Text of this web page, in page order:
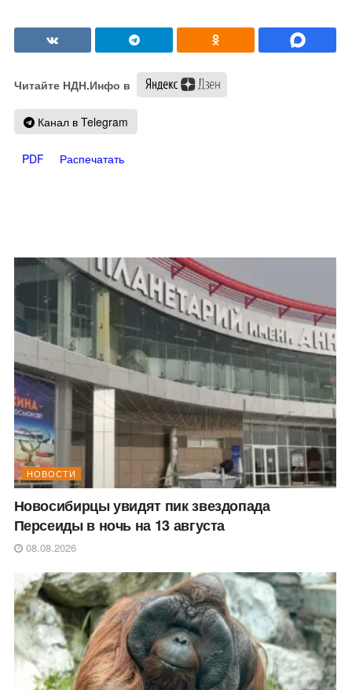
Читайте НДН.Инфо в
Канал в Telegram
PDF Распечатать
НОВОСТИ
Новосибирцы увидят пик звездопада
Персеиды в ночь на 13 августа
08.08.2026